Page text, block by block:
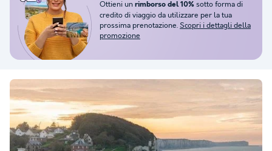
Ottieni un rimborso del 10% sotto forma di
credito di viaggio da utilizzare per la tua
prossima prenotazione. Scopri i dettagli della
promozione